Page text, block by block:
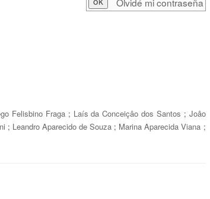
Felisbino Fraga; Laís da Conceiçâo dos Santos ; Joâo
; Leandro Aparecido de Souza ; Marina Aparecida Viana ;